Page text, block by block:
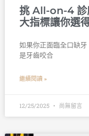
挑 All-on-4 診
大指標讓你選
如果你正面臨全口缺
是牙齒咬合
繼續閱讀 »
12/25/2025 尚無留言